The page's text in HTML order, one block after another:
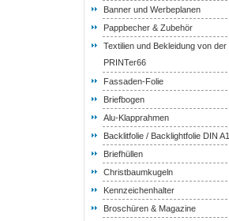
Banner und Werbeplanen
Pappbecher & Zubehör
Textilien und Bekleidung von der
PRINTer66
Fassaden-Folie
Briefbogen
Alu-Klapprahmen
Backlitfolie / Backlightfolie DIN A1
Briefhüllen
Christbaumkugeln
Kennzeichenhalter
Broschüren & Magazine